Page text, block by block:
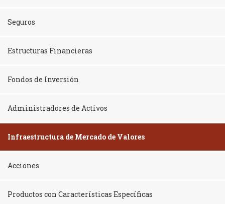
Seguros
Estructuras Financieras
Fondos de Inversión
Administradores de Activos
Infraestructura de Mercado de Valores
Acciones
Productos con Características Específicas